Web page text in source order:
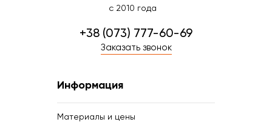
с 2010 года
+38 (073) 777-60-69
Заказать звонок
Информация
Материалы и цены